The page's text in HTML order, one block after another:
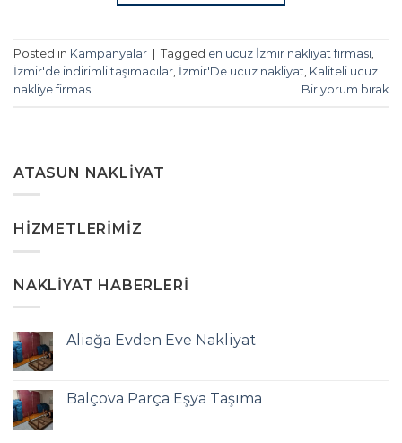
Posted in Kampanyalar Tagged en ucuz İzmir nakliyat firması,
İzmir'de indirimli taşımacılar, İzmir'De ucuz nakliyat, Kaliteli ucuz
nakliye firması
Bir yorum bırak
ATASUN NAKLIYAT
HIZMETLERIMIZ
NAKLIYAT HABERLERI
Aliağa Evden Eve Nakliyat
Balçova Parça Eşya Taşıma